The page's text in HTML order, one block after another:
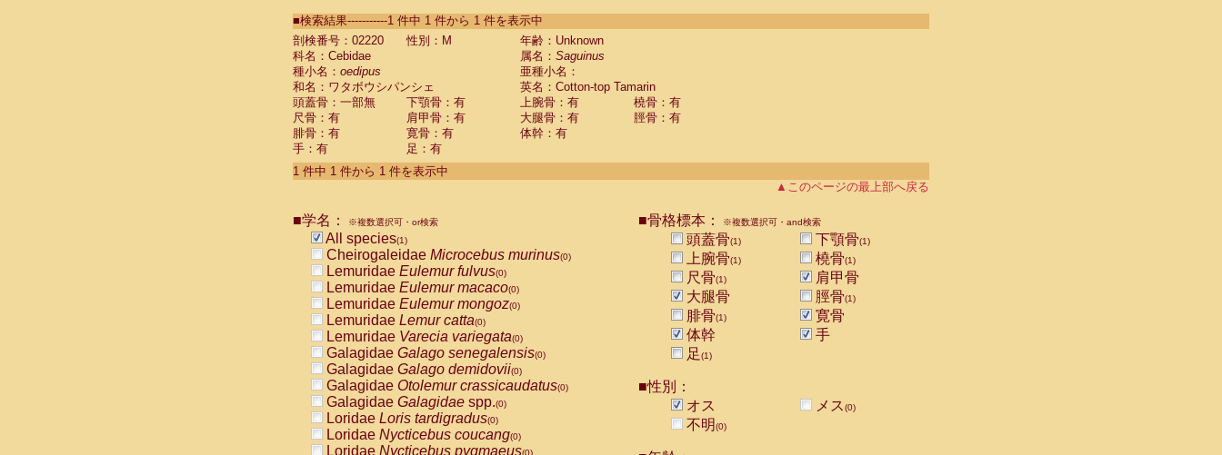
CebidaeSaguinus labiatus(0)
Cebidae Saguinus leucopus (0)
Cebidae
Cebidae
CebidaeSaguinus nigricollis (0)
Cebidae Saguinus oedipus
Cebidae Saguinus weddelli
Cebidae Saguinusspp.
Cebidae Aotus trivirgatus
Cebidae Cebus albifrons
CebidaeCebus nigrivittatus
CebidaeCebus
CebidaeSaimiri boliviensis(0)
CebidaeSaimiri sciureus(0)
AtelidaeAlouatta caraya(0)
AtelidaeAlouatta fusca(0)
AtelidaeAlouatta seniculus
AtelidaeAlouattaspp.(0)
AtelidaeAteles belzebuth(0)
AtelidaeAteles geoffroyi(0)
AtelidaeAteles paniscus(0)
AtelidaeAtelesspp.(0)
Atelidae Lagothrix lagothricha
AtelidaeLagothrix lagothricha cana
PitheciidaeCacajao calvus rubicundus
■検索結果-----------1 件中 1 件から 1 件を表示中
剖検番号：02220
性別：M
年齢：Unknown
科名：Cebidae
属名： Saguinus
種小名： oedipus
亜種小名：
和名：ワタボウシパンシェ
英名：Cotton-top Tamarin
頭蓋骨：一部無
下顎骨：有 上腕骨：有
橈骨：有
尺骨：有
肩甲骨：有 大腿骨：有
脛骨：有
腓骨：有
寛骨：有
体幹：有
手：有
足：有
1 件中 1 件から 1 件を表示中
▲このページの最上部へ戻る
■学名： ※複数選択可・or検索
All species(1)
Cheirogaleidae Microcebus murinus(0)
Lemuridae Eulemur fulvus(0)
Lemuridae Eulemur macaco(0)
Lemuridae Eulemur mongoz(0)
Lemuridae Lemur catta(0)
Lemuridae Varecia variegata(0)
Galagidae Galago senegalensis(0)
Galagidae Galago demidovii(0)
Galagidae Otolemur crassicaudatus(0)
Galagidae Galagidae spp.(0)
Loridae Loris tardigradus(0)
Loridae Nycticebus coucang(0)
Loridae Nycticebus pygmaeus(0)
■骨格標本： ※複数選択可・and検索
頭蓋骨(1) 下顎骨(1)
上腕骨(1) 橈骨(1)
尺骨(1)
肩甲骨
大腿骨
脛骨(1)
腓骨(1)
寛骨
体幹
手
足(1)
■性別：
オス
メス(0)
不明(0)